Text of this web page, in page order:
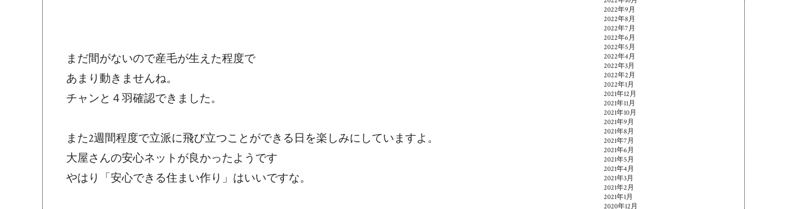
まだ間がないので産毛が生えた程度で
あまり動きませんね。
チャンと４羽確認できました。
また2週間程度で立派に飛び立つことができる日を楽しみにしていますよ。
大屋さんの安心ネットが良かったようです
やはり「安心できる住まい作り」はいいですな。
2022年9月
2022年8月
2022年7月
2022年6月
2022年5月
2022年4月
2022年3月
2022年2月
2022年1月
2021年12月
2021年11月
2021年10月
2021年9月
2021年8月
2021年7月
2021年6月
2021年5月
2021年4月
2021年3月
2021年2月
2021年1月
2020年12月